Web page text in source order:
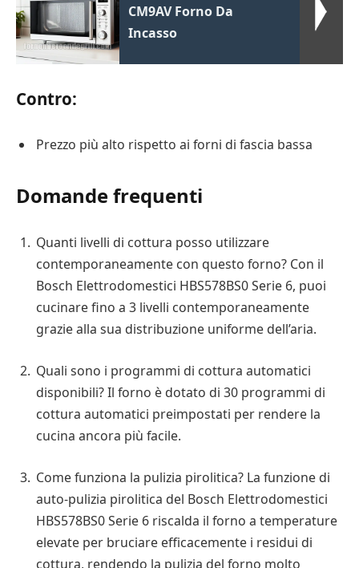
CM9AV Forno Da
Incasso
Contro:
Prezzo più alto rispetto ai forni di fascia bassa
Domande frequenti
Quanti livelli di cottura posso utilizzare
contemporaneamente con questo forno? Con il
Bosch Elettrodomestici HBS578BS0 Serie 6, puoi
cucinare fino a 3 livelli contemporaneamente
grazie alla sua distribuzione uniforme dell’aria.
Quali sono i programmi di cottura automatici
disponibili? Il forno è dotato di 30 programmi di
cottura automatici preimpostati per rendere la
cucina ancora più facile.
Come funziona la pulizia pirolitica? La funzione di
auto-pulizia pirolitica del Bosch Elettrodomestici
HBS578BS0 Serie 6 riscalda il forno a temperature
elevate per bruciare efficacemente i residui di
cottura, rendendo la pulizia del forno molto